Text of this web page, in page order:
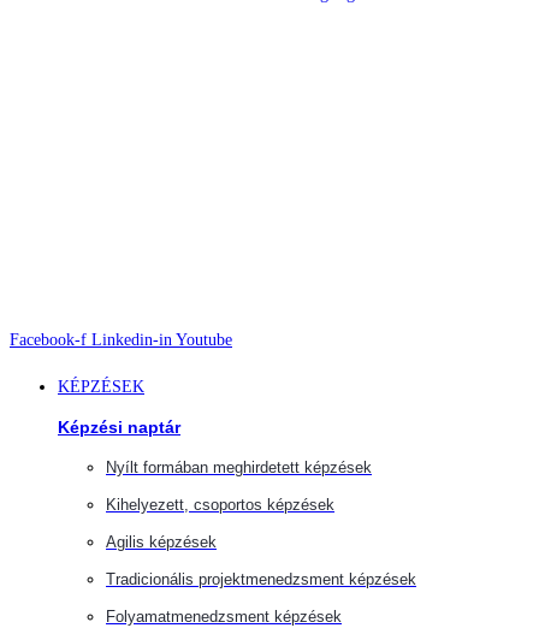
Facebook-f Linkedin-in Youtube
KÉPZÉSEK
Képzési naptár
Nyílt formában meghirdetett képzések
Kihelyezett, csoportos képzések
Agilis képzések
Tradicionális projektmenedzsment képzések
Folyamatmenedzsment képzések